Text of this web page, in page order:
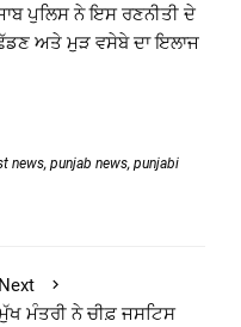
ਪੁਲਿਸ ਨੇ ਇਸ ਰਣਨੀਤੀ ਦੇ
ਅਤੇ ਮੁੜ ਵਸੇਬੇ ਦਾ ਇਲਾਜ
news, punjab news, punjabi
Next
ਮੰਤਰੀ ਨੇ ਚੀਫ਼ ਜਸਟਿਸ